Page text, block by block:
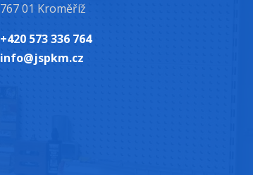
767 01 Kroměříž
+420 573 336 764
info@jspkm.cz